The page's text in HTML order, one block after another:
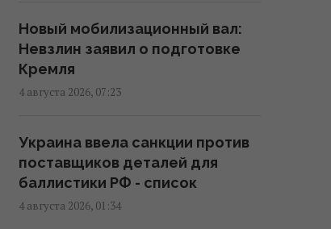
"Укрзализныця" меняет
маршруты ряда поездов
14:14 пятница, 07 августа 2026
В Украине стремительно
дорожает аренда: Киев среди
лидеров
13:51 пятница, 07 августа 2026
Новый мобилизационный вал:
Невзлин заявил о подготовке
Кремля
4 августа 2026, 07:23
Украина ввела санкции против
поставщиков деталей для
баллистики РФ - список
4 августа 2026, 01:34